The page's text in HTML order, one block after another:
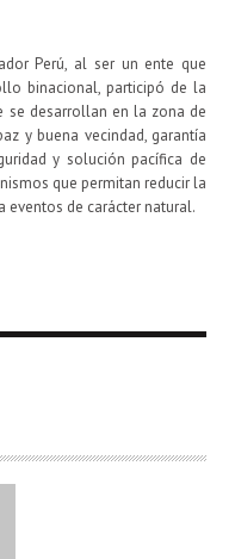
Perú, al ser un ente que
binacional, participó de la
se desarrollan en la zona de
y buena vecindad, garantía
y solución pacífica de
que permitan reducir la
de carácter natural.